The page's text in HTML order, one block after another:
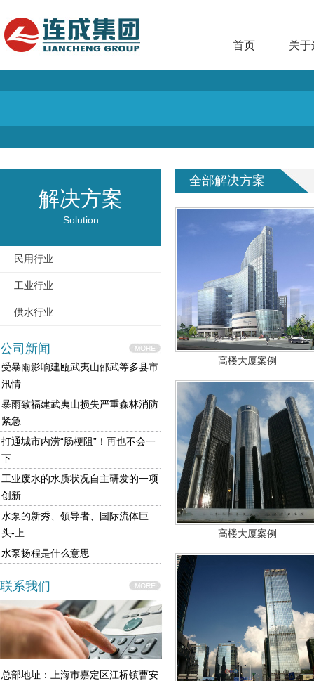
首页 关于
解决方案
Solution
民用行业
工业行业
供水行业
公司新闻
受暴雨影响建瓯武夷山邵武等多县市
汛情
暴雨致福建武夷山损失严重森林消防
紧急
打通城市内涝“肠梗阻”！再也不会一
下
工业废水的水质状况自主研发的一项
创新
水泵的新秀、领导者、国际流体巨
头-上
水泵扬程是什么意思
联系我们
总部地址：上海市嘉定区江桥镇曹安
全部解决方案
高楼大厦案例
高楼大厦案例